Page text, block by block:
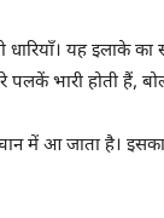
यह इलाके का
भारी होती हैं,
में आ जाता है।